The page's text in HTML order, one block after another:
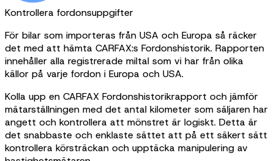
Kontrollera fordonsuppgifter
För bilar som importeras från USA och Europa så räcker
det med att hämta CARFAX:s Fordonshistorik. Rapporten
innehåller alla registrerade miltal som vi har från olika
källor på varje fordon i Europa och USA.
Kolla upp en CARFAX Fordonshistorikrapport och jämför
mätarställningen med det antal kilometer som säljaren har
angett och kontrollera att mönstret är logiskt. Detta är
det snabbaste och enklaste sättet att på ett säkert sätt
kontrollera körsträckan och upptäcka manipulering av